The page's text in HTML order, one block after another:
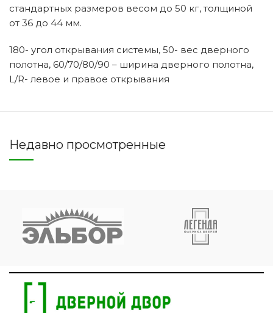
стандартных размеров весом до 50 кг, толщиной
от 36 до 44 мм.
180- угол открывания системы, 50- вес дверного
полотна, 60/70/80/90 – ширина дверного полотна,
L/R- левое и правое открывания
Недавно просмотренные